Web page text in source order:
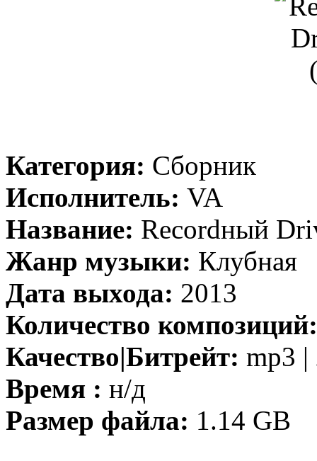
Категория: Сборник
Исполнитель: VA
Название: Recordный
Жанр музыки: Клубная
Дата выхода: 2013
Количество композиций:
Качество|Битрейт: mp3 |
Время : н/д
Размер файла: 1.14 GB